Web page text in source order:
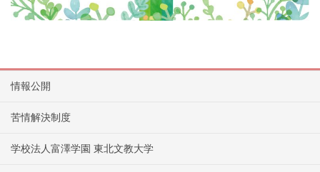
情報公開
苦情解決制度
学校法人富澤学園 東北文教大学